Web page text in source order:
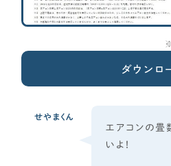
太陽光パネル 一階完結型
ダウンロ
エアコンの畳
いよ！
せやまくん